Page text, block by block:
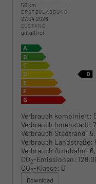
50 km
ERSTZULASSUNG
27.04.2026
ZUSTAND
unfallfrei
Verbrauch kombiniert:
Verbrauch Innenstadt:
Verbrauch Stadtrand:
Verbrauch Landstraße:
Verbrauch Autobahn:
CO2-Emissionen:
CO2-Klasse: D
Download